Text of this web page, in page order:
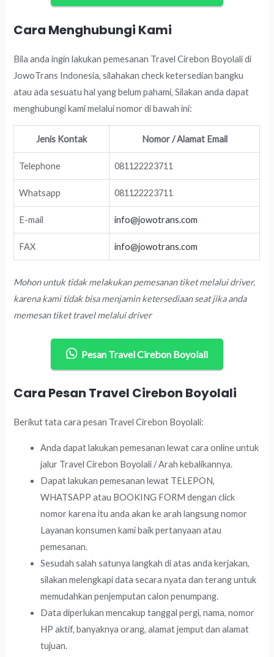
Cara Menghubungi Kami
Bila anda ingin lakukan pemesanan Travel Cirebon Boyolali di
JowoTrans Indonesia, silahakan check ketersedian bangku
atau ada sesuatu hal yang belum pahami, Silakan anda dapat
menghubungi kami melalui nomor di bawah ini:
Jenis Kontak Nomor / Alamat Email
Telephone 081122223711
Whatsapp 081122223711
E-mail info@jowotrans.com
FAX info@jowotrans.com
Mohon untuk tidak melakukan pemesanan tiket melalui driver,
karena kami tidak bisa menjamin ketersediaan seat jika anda
memesan tiket travel melalui driver
Pesan Travel Cirebon Boyolali
Cara Pesan Travel Cirebon Boyolali
Berikut tata cara pesan Travel Cirebon Boyolali:
Anda dapat lakukan pemesanan lewat cara online untuk
jalur Travel Cirebon Boyolali / Arah kebalikannya.
Dapat lakukan pemesanan lewat TELEPON,
WHATSAPP atau BOOKING FORM dengan click
nomor karena itu anda akan ke arah langsung nomor
Layanan konsumen kami baik pertanyaan atau
pemesanan.
Sesudah salah satunya langkah di atas anda kerjakan,
silakan melengkapi data secara nyata dan terang untuk
memudahkan penjemputan calon penumpang.
Data diperlukan mencakup tanggal pergi, nama, nomor
HP aktif, banyaknya orang, alamat jemput dan alamat
tujuan.